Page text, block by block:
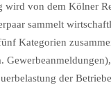
wird von dem Kölner
sammelt
Kategorien
der